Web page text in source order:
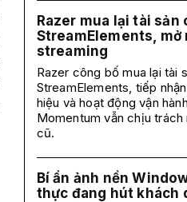
Razer mua lại tài sản
StreamElements, mở
streaming
Razer công bố mua lại tài
StreamElements, tiếp
hiệu và hoạt động vận
Momentum vẫn chịu
cũ.
Bí ẩn ảnh nền
thực đang hút khách